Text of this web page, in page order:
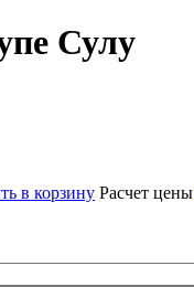
Сулу
в корзину Расчет цены